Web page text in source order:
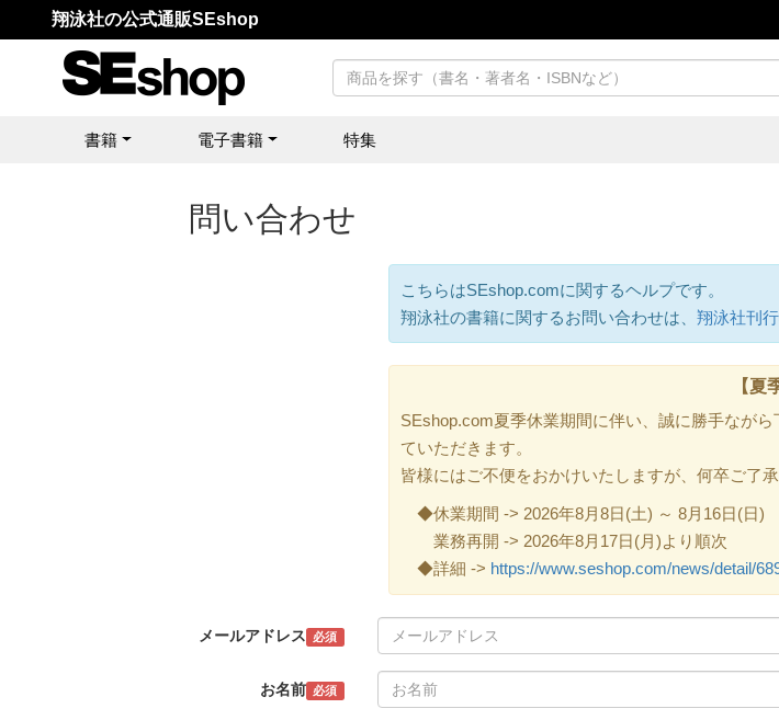
翔泳社の公式通販SEshop
書籍 電子書籍 特集
問い合わせ
こちらはSEshop.comに関するヘルプです。
翔泳社の書籍に関するお問い合わせは、 翔泳社刊
【夏
SEshop.com夏季休業期間に伴い、誠に勝手なが
ていただきます。
皆様にはご不便をおかけいたしますが、何卒ご了
◆休業期間 -> 2026年8月8日(土) ～ 8月16日(日)
業務再開 -> 2026年8月17日(月)より順次
◆詳細 -> https://www.seshop.com/news/detail/
メールアドレス 必須
お名前 必須